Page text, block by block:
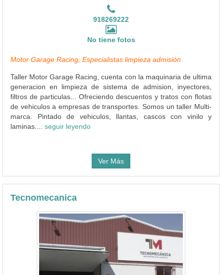
918269222
No tiene fotos
Motor Garage Racing, Especialistas limpieza admisión
Taller Motor Garage Racing, cuenta con la maquinaria de ultima
generacion en limpieza de sistema de admision, inyectores,
filtros de particulas... Ofreciendo descuentos y tratos con flotas
de vehiculos a empresas de transportes. Somos un taller Multi-
marca. Pintado de vehiculos, llantas, cascos con vinilo y
laminas.... seguir leyendo
Ver Más
Tecnomecanica